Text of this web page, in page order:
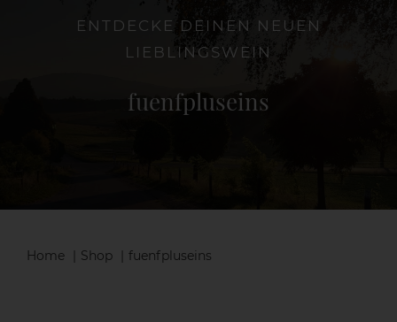
ENTDECKE DEINEN NEUEN
LIEBLINGSWEIN
fuenfpluseins
Home Shop fuenfpluseins